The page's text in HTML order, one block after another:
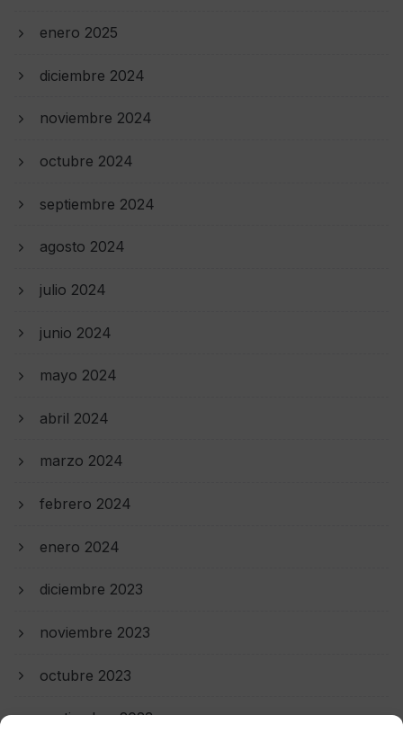
enero 2025
diciembre 2024
noviembre 2024
octubre 2024
septiembre 2024
agosto 2024
julio 2024
junio 2024
mayo 2024
abril 2024
marzo 2024
febrero 2024
enero 2024
diciembre 2023
noviembre 2023
octubre 2023
septiembre 2023